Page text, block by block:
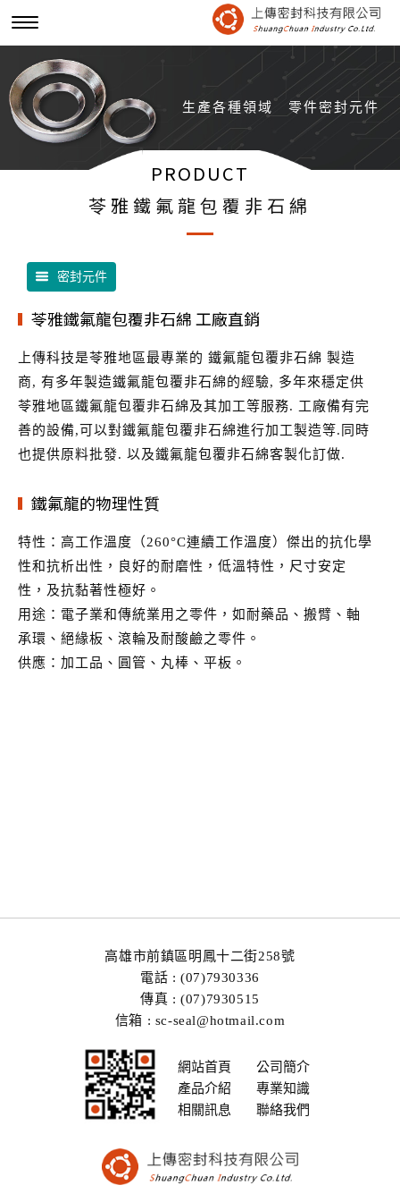
生產各種領域 零件密封元件
PRODUCT
苓雅鐵氟龍包覆非石綿
密封元件
苓雅鐵氟龍包覆非石綿 工廠直銷
上傳科技是苓雅地區最專業的 鐵氟龍包覆非石綿 製造
商, 有多年製造鐵氟龍包覆非石綿的經驗, 多年來穩定供
苓雅地區鐵氟龍包覆非石綿及其加工等服務. 工廠備有完
善的設備,可以對鐵氟龍包覆非石綿進行加工製造等.同時
也提供原料批發. 以及鐵氟龍包覆非石綿客製化訂做.
鐵氟龍的物理性質
特性：高工作溫度（260°C連續工作溫度）傑出的抗化學
性和抗析出性，良好的耐磨性，低溫特性，尺寸安定
性，及抗黏著性極好。
用途：電子業和傳統業用之零件，如耐藥品、搬臂、軸
承環、絕緣板、滾輪及耐酸鹼之零件。
供應：加工品、圓管、丸棒、平板。
高雄市前鎮區明鳳十二街258號
電話 : (07)7930336
傳真 : (07)7930515
信箱 : sc-seal@hotmail.com
網站首頁
公司簡介
產品介紹
專業知識
相關訊息
聯絡我們